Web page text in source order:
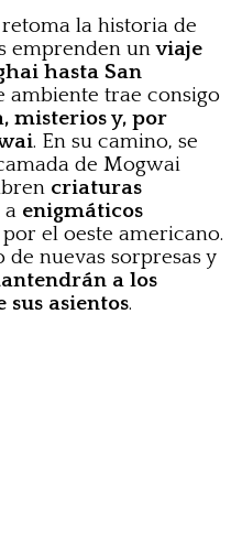
la historia de
emprenden unviaje
hasta San
ambiente trae consigo
misterios y, por
. En su camino, se
de Mogwai
criaturas
a enigmáticos
el oeste americano.
nuevas sorpresas y
a los
sus asientos.